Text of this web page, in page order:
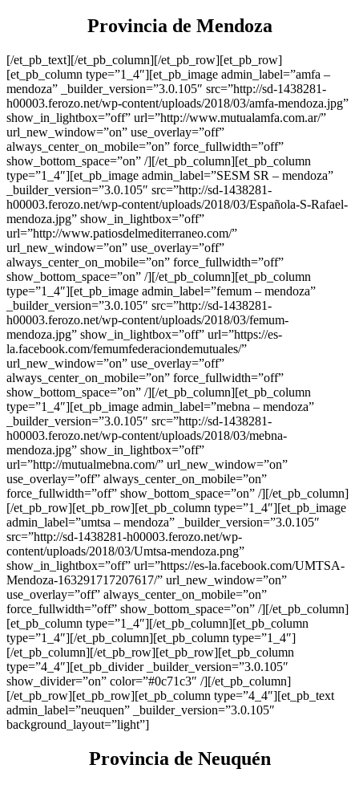
Provincia de Mendoza
[/et_pb_text][/et_pb_column][/et_pb_row][et_pb_row]
[et_pb_column type=”1_4″][et_pb_image admin_label=”amfa –
mendoza” _builder_version=”3.0.105″ src=”http://sd-1438281-
h00003.ferozo.net/wp-content/uploads/2018/03/amfa-mendoza.jpg”
show_in_lightbox=”off” url=”http://www.mutualamfa.com.ar/”
url_new_window=”on” use_overlay=”off”
always_center_on_mobile=”on” force_fullwidth=”off”
show_bottom_space=”on” /][/et_pb_column][et_pb_column
type=”1_4″][et_pb_image admin_label=”SESM SR – mendoza”
_builder_version=”3.0.105″ src=”http://sd-1438281-
h00003.ferozo.net/wp-content/uploads/2018/03/Española-S-Rafael-
mendoza.jpg” show_in_lightbox=”off”
url=”http://www.patiosdelmediterraneo.com/”
url_new_window=”on” use_overlay=”off”
always_center_on_mobile=”on” force_fullwidth=”off”
show_bottom_space=”on” /][/et_pb_column][et_pb_column
type=”1_4″][et_pb_image admin_label=”femum – mendoza”
_builder_version=”3.0.105″ src=”http://sd-1438281-
h00003.ferozo.net/wp-content/uploads/2018/03/femum-
mendoza.jpg” show_in_lightbox=”off” url=”https://es-
la.facebook.com/femumfederaciondemutuales/”
url_new_window=”on” use_overlay=”off”
always_center_on_mobile=”on” force_fullwidth=”off”
show_bottom_space=”on” /][/et_pb_column][et_pb_column
type=”1_4″][et_pb_image admin_label=”mebna – mendoza”
_builder_version=”3.0.105″ src=”http://sd-1438281-
h00003.ferozo.net/wp-content/uploads/2018/03/mebna-
mendoza.jpg” show_in_lightbox=”off”
url=”http://mutualmebna.com/” url_new_window=”on”
use_overlay=”off” always_center_on_mobile=”on”
force_fullwidth=”off” show_bottom_space=”on” /][/et_pb_column]
[/et_pb_row][et_pb_row][et_pb_column type=”1_4″][et_pb_image
admin_label=”umtsa – mendoza” _builder_version=”3.0.105″
src=”http://sd-1438281-h00003.ferozo.net/wp-
content/uploads/2018/03/Umtsa-mendoza.png”
show_in_lightbox=”off” url=”https://es-la.facebook.com/UMTSA-
Mendoza-163291717207617/” url_new_window=”on”
use_overlay=”off” always_center_on_mobile=”on”
force_fullwidth=”off” show_bottom_space=”on” /][/et_pb_column]
[et_pb_column type=”1_4″][/et_pb_column][et_pb_column
type=”1_4″][/et_pb_column][et_pb_column type=”1_4″]
[/et_pb_column][/et_pb_row][et_pb_row][et_pb_column
type=”4_4″][et_pb_divider _builder_version=”3.0.105″
show_divider=”on” color=”#0c71c3″ /][/et_pb_column]
[/et_pb_row][et_pb_row][et_pb_column type=”4_4″][et_pb_text
admin_label=”neuquen” _builder_version=”3.0.105″
background_layout=”light”]
Provincia de Neuquén